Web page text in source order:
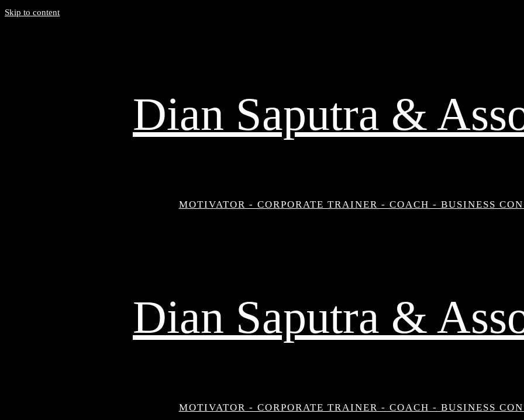
Skip to content
Dian Saputra &
MOTIVATOR - CORPORATE TRAINER - COACH - BUSINESS
Dian Saputra &
MOTIVATOR - CORPORATE TRAINER - COACH - BUSINESS